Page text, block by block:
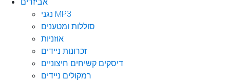
נגני MP3
סוללות ומטענים
אוזניות
זכרונות ניידים
דיסקים קשיחים חיצוניים
רמקולים ניידים